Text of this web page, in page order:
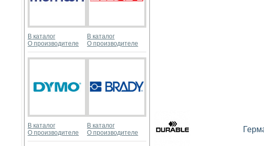
В каталог
О производителе
В каталог
О производителе
В каталог
О производителе
В каталог
О производителе